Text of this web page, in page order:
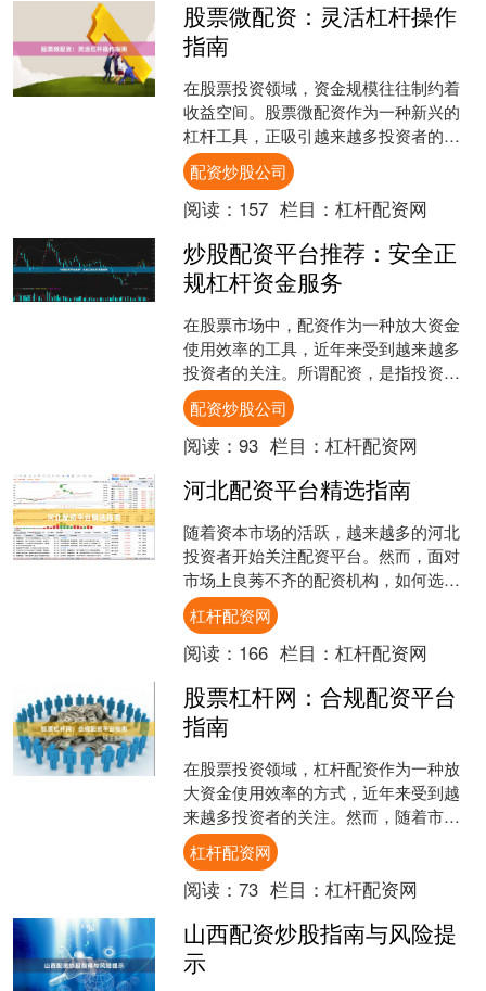
股票微配资：灵活杠杆操作
指南
在股票投资领域，资金规模往往制约着
收益空间。股票微配资作为一种新兴的
杠杆工具，正吸引越来越多投资者的关
注。本文将为您详细解析微配资的操作
要点，帮助您合理运用杠杆....
配资炒股公司
阅读： 157 栏目： 杠杆配资网
炒股配资平台推荐：安全正
规杠杆资金服务
在股票市场中，配资作为一种放大资金
使用效率的工具，近年来受到越来越多
投资者的关注。所谓配资，是指投资者
通过平台提供的杠杆资金，以自有资金
作为保证金，获得数倍于本....
配资炒股公司
阅读： 93 栏目： 杠杆配资网
河北配资平台精选指南
随着资本市场的活跃，越来越多的河北
投资者开始关注配资平台。然而，面对
市场上良莠不齐的配资机构，如何选择
一家安全、合规的配资平台成为投资者
最关心的问题。本文将为您....
杠杆配资网
阅读： 166 栏目： 杠杆配资网
股票杠杆网：合规配资平台
指南
在股票投资领域，杠杆配资作为一种放
大资金使用效率的方式，近年来受到越
来越多投资者的关注。然而，随着市场
需求的增长，各类配资平台层出不穷，
其中不乏违规操作甚至诈骗....
杠杆配资网
阅读： 73 栏目： 杠杆配资网
山西配资炒股指南与风险提
示